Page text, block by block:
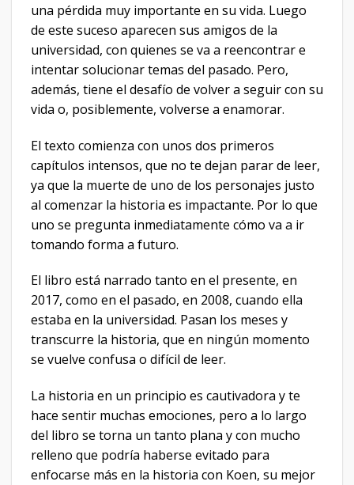
una pérdida muy importante en su vida. Luego
de este suceso aparecen sus amigos de la
universidad, con quienes se va a reencontrar e
intentar solucionar temas del pasado. Pero,
además, tiene el desafío de volver a seguir con su
vida o, posiblemente, volverse a enamorar.
El texto comienza con unos dos primeros
capítulos intensos, que no te dejan parar de leer,
ya que la muerte de uno de los personajes justo
al comenzar la historia es impactante. Por lo que
uno se pregunta inmediatamente cómo va a ir
tomando forma a futuro.
El libro está narrado tanto en el presente, en
2017, como en el pasado, en 2008, cuando ella
estaba en la universidad. Pasan los meses y
transcurre la historia, que en ningún momento
se vuelve confusa o difícil de leer.
La historia en un principio es cautivadora y te
hace sentir muchas emociones, pero a lo largo
del libro se torna un tanto plana y con mucho
relleno que podría haberse evitado para
enfocarse más en la historia con Koen, su mejor